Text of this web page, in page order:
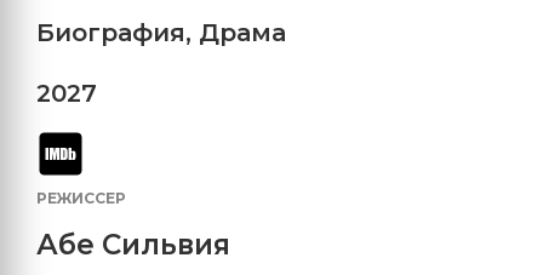
Биография, Драма
2027
РЕЖИССЕР
Абе Сильвия